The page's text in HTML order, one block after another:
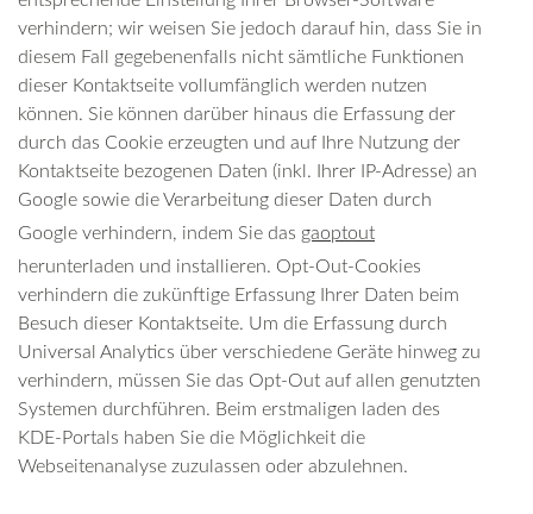
verhindern; wir weisen Sie jedoch darauf hin, dass Sie in
diesem Fall gegebenenfalls nicht sämtliche Funktionen
dieser Kontaktseite vollumfänglich werden nutzen
können. Sie können darüber hinaus die Erfassung der
durch das Cookie erzeugten und auf Ihre Nutzung der
Kontaktseite bezogenen Daten (inkl. Ihrer IP-Adresse) an
Google sowie die Verarbeitung dieser Daten durch
Google verhindern, indem Sie das gaoptout
herunterladen und installieren. Opt-Out-Cookies
verhindern die zukünftige Erfassung Ihrer Daten beim
Besuch dieser Kontaktseite. Um die Erfassung durch
Universal Analytics über verschiedene Geräte hinweg zu
verhindern, müssen Sie das Opt-Out auf allen genutzten
Systemen durchführen. Beim erstmaligen laden des
KDE-Portals haben Sie die Möglichkeit die
Webseitenanalyse zuzulassen oder abzulehnen.